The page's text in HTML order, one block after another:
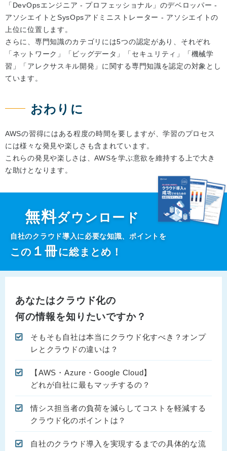
「DevOpsエンジニア - プロフェッショナル」のデベロッパー -
アソシエイトとSysOpsアドミニストレーター - アソシエイトの
上位に位置します。
さらに、専門知識のカテゴリには5つの認定があり、それぞれ
「ネットワーク」「ビッグデータ」「セキュリティ」「機械学
習」「アレクサスキル開発」に関する専門知識を認定の対象とし
ています。
おわりに
AWSの習得にはある程度の時間を要しますが、学習のプロセス
には様々な発見や楽しさも含まれています。
これらの発見や楽しさは、AWSを学ぶ意欲を維持する上で大き
な助けとなります。
無料ダウンロード
自社のクラウド導入に必要な知識、ポイントを
この １冊に総まとめ！
あなたはクラウド化の
何の情報を知りたいですか？
そもそも自社は本当にクラウド化すべき？オンプ
レとクラウドの違いは？
【AWS・Azure・Google Cloud】
どれが自社に最もマッチするの？
情シス担当者の負荷を減らしてコストを軽減する
クラウド化のポイントは？
自社のクラウド導入を実現するまでの具体的な流